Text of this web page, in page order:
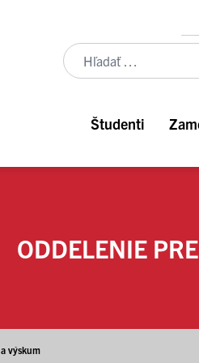
Študenti
ODDELENIE
výskum